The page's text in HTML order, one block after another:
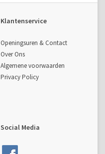
Klantenservice
Openingsuren & Contact
Over Ons
Algemene voorwaarden
Privacy Policy
Social Media